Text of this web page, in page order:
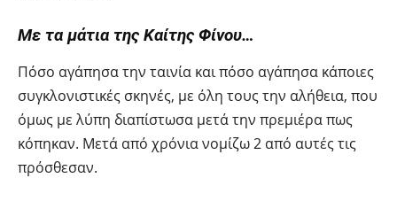
Με τα μάτια της Καίτης Φίνου…
Πόσο αγάπησα την ταινία και πόσο αγάπησα κάποιες
συγκλονιστικές σκηνές, με όλη τους την αλήθεια, που
όμως με λύπη διαπίστωσα μετά την πρεμιέρα πως
κόπηκαν. Μετά από χρόνια νομίζω 2 από αυτές τις
πρόσθεσαν.